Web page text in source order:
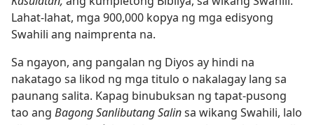
Lahat-lahat, mga 900,000 kopya ng mga edisyong
Swahili ang naimprenta na.
Sa ngayon, ang pangalan ng Diyos ay hindi na
nakatago sa likod ng mga titulo o nakalagay lang sa
paunang salita. Kapag binubuksan ng tapat-pusong
tao ang Bagong Sanlibutang Salinsa wikang Swahili, lalo